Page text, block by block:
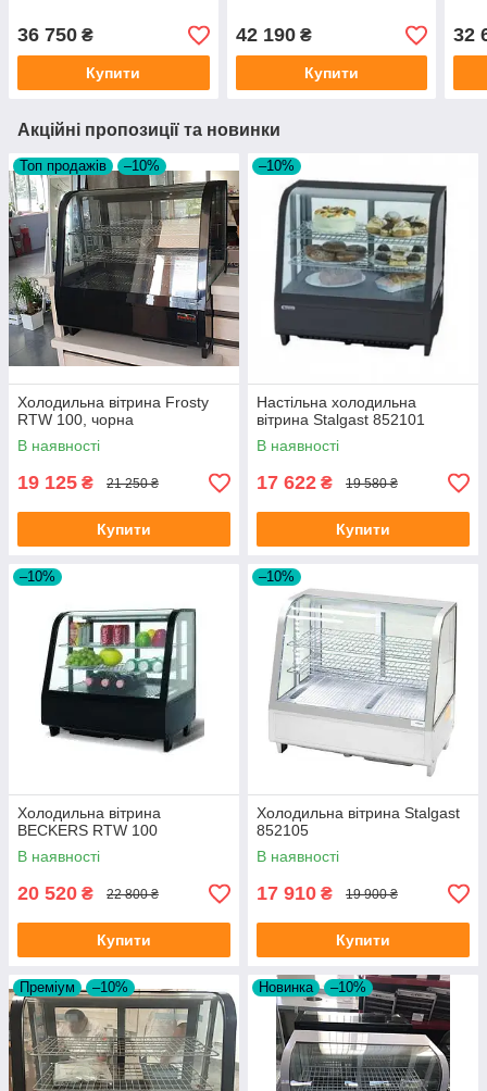
36 750 ₴
Купити
42 190₴
Купити
32
Акційні пропозиції та новинки
Топ продажів –10%
Холодильна вітрина Frosty
RTW 100, чорна
В наявності
19 125 ₴ 21 250 ₴
Купити
–10%
Настільна холодильна
вітрина Stalgast 852101
В наявності
17 622 ₴ 19 580 ₴
Купити
–10%
Холодильна вітрина
BECKERS RTW 100
В наявності
20 520 ₴ 22 800 ₴
Купити
–10%
Холодильна вітрина Stalgast
852105
В наявності
17 910 ₴ 19 900 ₴
Купити
Преміум –10% Новинка –10%